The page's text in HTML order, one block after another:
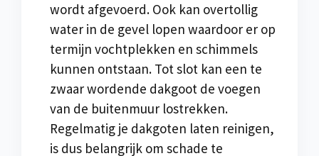
wordt afgevoerd. Ook kan overtollig
water in de gevel lopen waardoor er op
termijn vochtplekken en schimmels
kunnen ontstaan. Tot slot kan een te
zwaar wordende dakgoot de voegen
van de buitenmuur lostrekken.
Regelmatig je dakgoten laten reinigen,
is dus belangrijk om schade te